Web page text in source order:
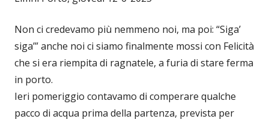
Non ci credevamo più nemmeno noi, ma poi: “Siga’
siga’” anche noi ci siamo finalmente mossi con Felicità
che si era riempita di ragnatele, a furia di stare ferma
in porto.
Ieri pomeriggio contavamo di comperare qualche
pacco di acqua prima della partenza, prevista per